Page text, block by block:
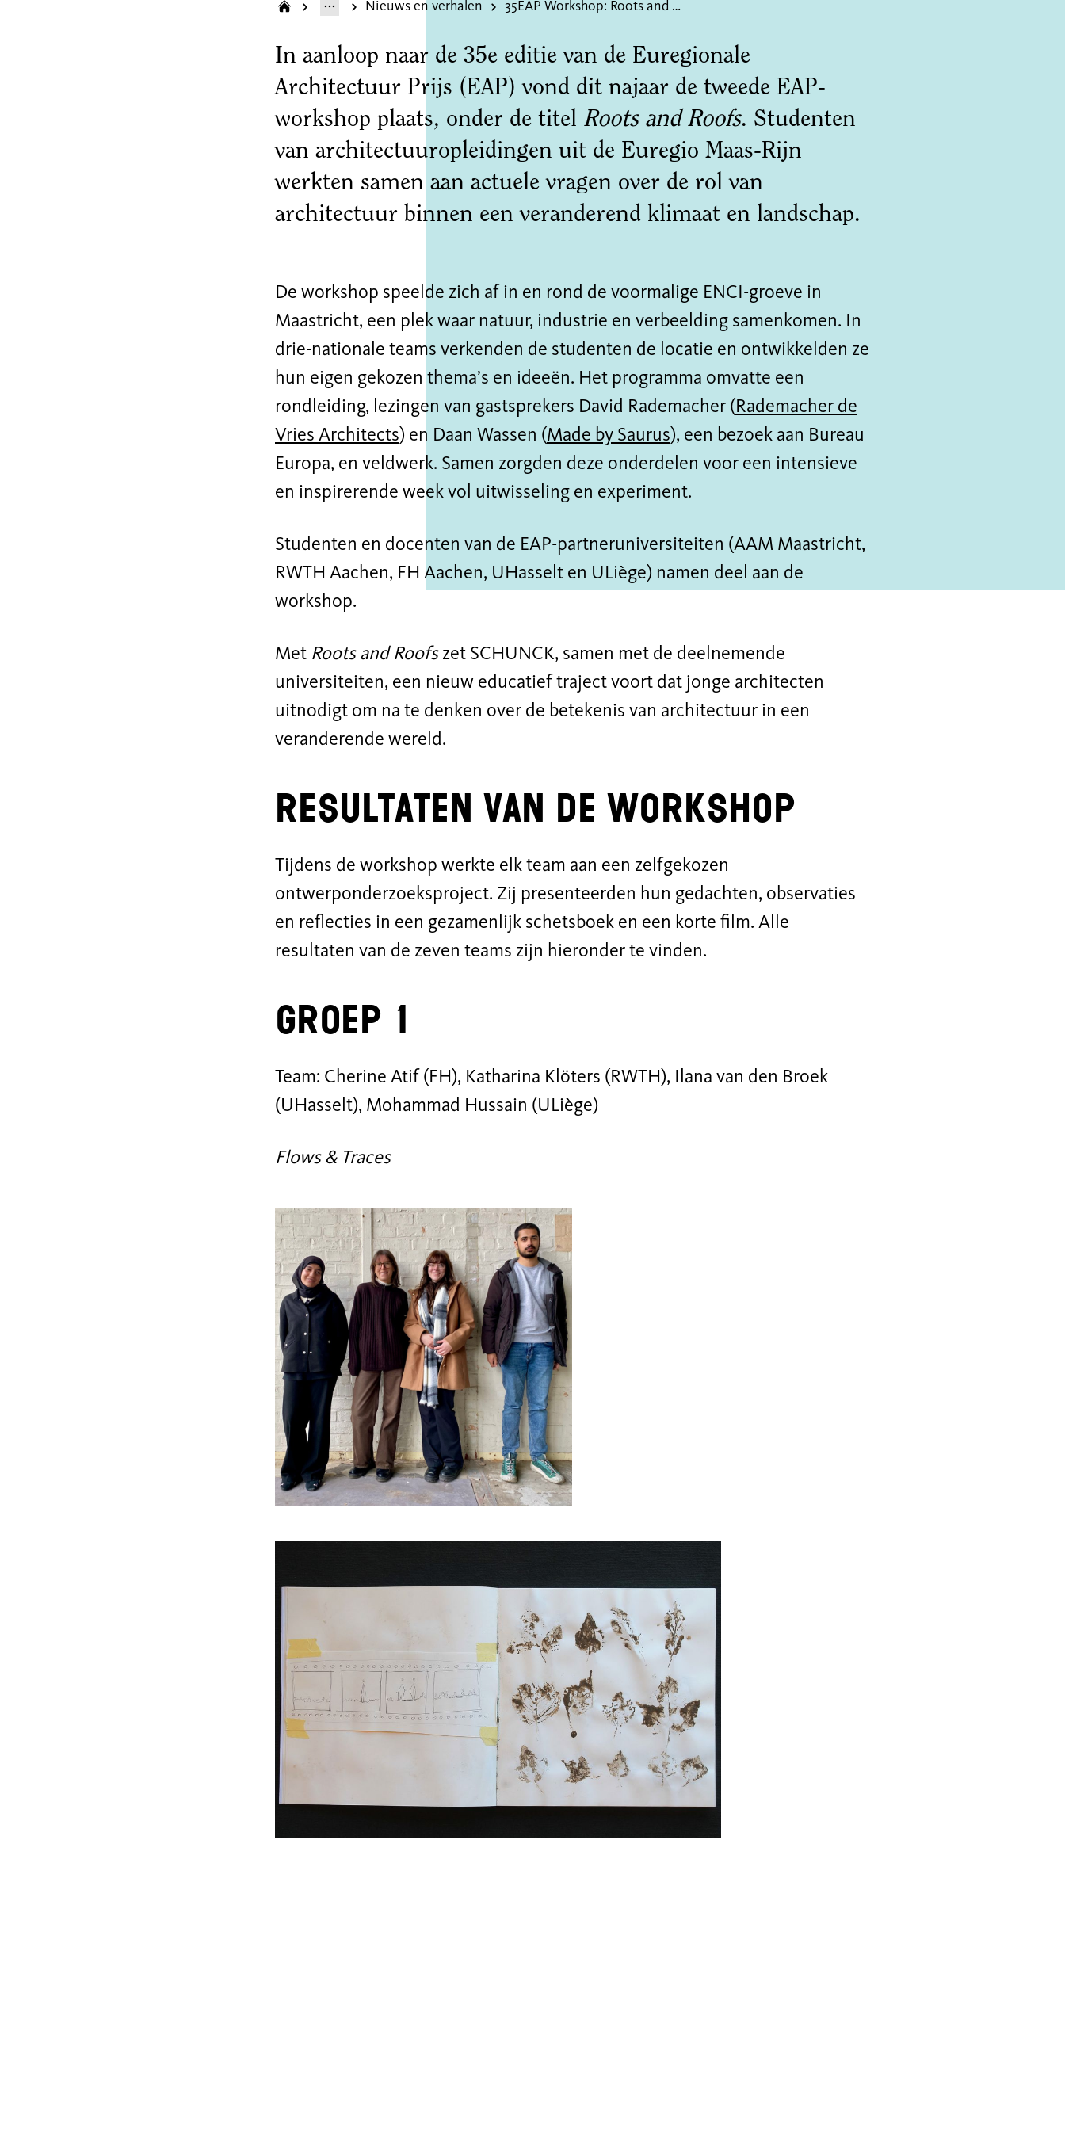
Nieuws en verhalen 35EAP Workshop: Roots and Roofs
In aanloop naar de 35e editie van de Euregionale
Architectuur Prijs (EAP) vond dit najaar de tweede EAP-
workshop plaats, onder de titel Roots and Roofs. Studenten
van architectuuropleidingen uit de Euregio Maas-Rijn
werkten samen aan actuele vragen over de rol van
architectuur binnen een veranderend klimaat en landschap.
De workshop speelde zich af in en rond de voormalige ENCI-groeve in
Maastricht, een plek waar natuur, industrie en verbeelding samenkomen. In
drie-nationale teams verkenden de studenten de locatie en ontwikkelden ze
hun eigen gekozen thema’s en ideeën. Het programma omvatte een
rondleiding, lezingen van gastsprekers David Rademacher (Rademacher de
Vries Architects) en Daan Wassen (Made by Saurus), een bezoek aan Bureau
Europa, en veldwerk. Samen zorgden deze onderdelen voor een intensieve
en inspirerende week vol uitwisseling en experiment.
Studenten en docenten van de EAP-partneruniversiteiten (AAM Maastricht,
RWTH Aachen, FH Aachen, UHasselt en ULiège) namen deel aan de
workshop.
Met Roots and Roofszet SCHUNCK, samen met de deelnemende
universiteiten, een nieuw educatief traject voort dat jonge architecten
uitnodigt om na te denken over de betekenis van architectuur in een
veranderende wereld.
Resultaten van de workshop
Tijdens de workshop werkte elk team aan een zelfgekozen
ontwerponderzoeksproject. Zij presenteerden hun gedachten, observaties
en reflecties in een gezamenlijk schetsboek en een korte film. Alle
resultaten van de zeven teams zijn hieronder te vinden.
Groep 1
Team: Cherine Atif (FH), Katharina Klöters (RWTH), Ilana van den Broek
(UHasselt), Mohammad Hussain (ULiège)
Flows & Traces